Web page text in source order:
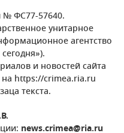
№ ФС77-57640.
унитарное
агентство
и новостей сайта
https://crimea.ria.ru
текста.
news.crimea@ria.ru